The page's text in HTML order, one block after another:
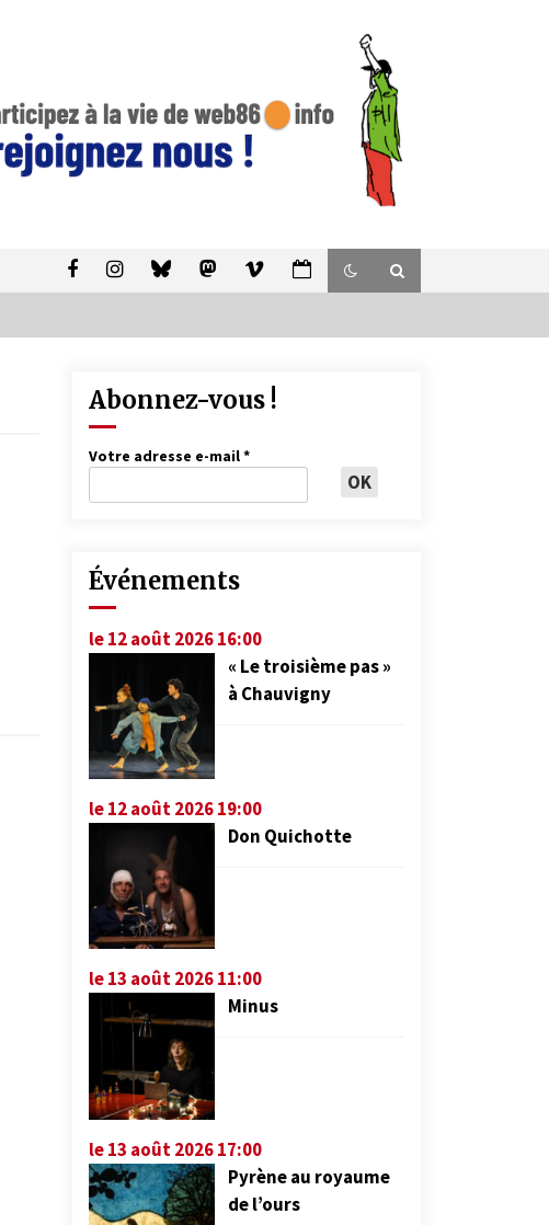
Abonnez-vous !
Votre adresse e-mail*
Événements
le 12 août 2026 16:00
« Le troisième pas »
à Chauvigny
le 12 août 2026 19:00
Don Quichotte
le 13 août 2026 11:00
Minus
le 13 août 2026 17:00
Pyrène au royaume
de l’ours